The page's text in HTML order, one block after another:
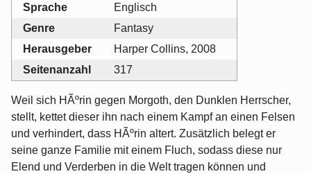
Sprache
Englisch
Genre
Fantasy
Herausgeber
Harper Collins, 2008
Seitenanzahl
317
Weil sich HÃºrin gegen Morgoth, den Dunklen Herrscher,
stellt, kettet dieser ihn nach einem Kampf an einen Felsen
und verhindert, dass HÃºrin altert. Zusätzlich belegt er
seine ganze Familie mit einem Fluch, sodass diese nur
Elend und Verderben in die Welt tragen können und